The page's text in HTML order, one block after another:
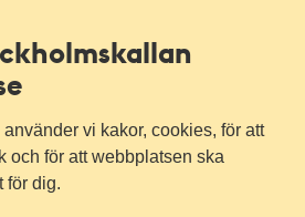
vi kakor, cookies, för att
och för att webbplatsen ska
för dig.